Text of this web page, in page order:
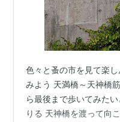
色々と蚤の市を見て楽
みよう 天満橋～天神橋
ら最後まで歩いてみた
りる 天神橋を渡って向